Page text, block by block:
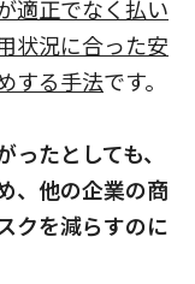
適正でなく払い
状況に合った安
する手法です。
たとしても、
、他の企業の商
クを減らすのに